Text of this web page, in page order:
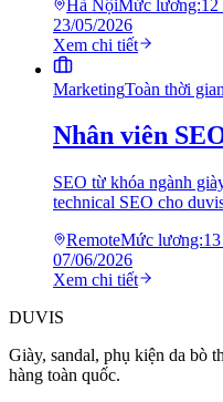
Hà NộiMức lương:12
23/05/2026
Xem chi tiết
MarketingToàn thời gian
Nhân viên
SEO từ khóa ngành
technical SEO cho
RemoteMức lương:
07/06/2026
Xem chi tiết
DUVIS
Giày, sandal, phụ kiện da bò
hàng toàn quốc.